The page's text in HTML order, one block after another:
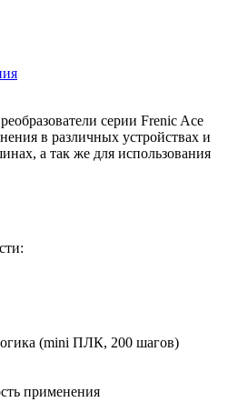
серии Frenic Ace
в различных устройствах и
а так же для использования
(mini ПЛК, 200 шагов)
применения